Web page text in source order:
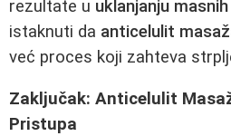
rezultate u uklanjanju
istaknuti da anticelulit
već proces koji zahteva
Zaključak: Anticelulit
Pristupa